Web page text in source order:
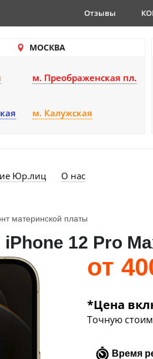
Отзывы
МОСКВА
м. Преображенская пл.
м. Калужская
Юр.лиц О нас
материнской платы
12 Pro
от
*Цена
Точную
Время